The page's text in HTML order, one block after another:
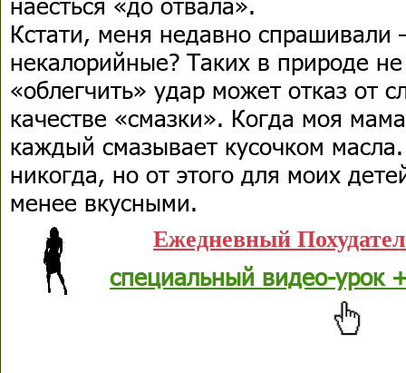
Кстати, меня недавно спрашивали
некалорийные? Таких в природе
«облегчить» удар может отказ от
качестве «смазки». Когда моя
каждый смазывает кусочком
никогда, но от этого для моих
менее вкусными.
Ежедневный
специальный видео-урок